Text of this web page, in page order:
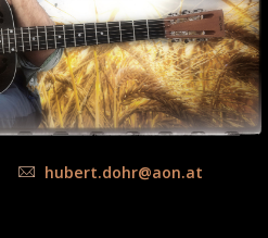
hubert.dohr@aon.at